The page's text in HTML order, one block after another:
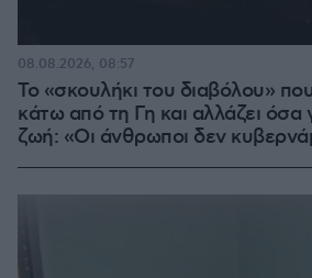
Το «σκουλήκι του διαβόλου» που
κάτω από τη Γη και αλλάζει όσα
ζωή: «Οι άνθρωποι δεν
08.08.2026, 08:57